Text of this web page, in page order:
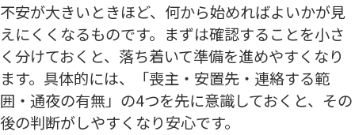
不安が大きいときほど、何から始めればよいかが見
えにくくなるものです。まずは確認することを小さ
く分けておくと、落ち着いて準備を進めやすくなり
ます。具体的には、
「喪主・安置先・連絡する範
囲・通夜の有無」 の4つを先に意識しておくと、その
後の判断がしやすくなり安心です。